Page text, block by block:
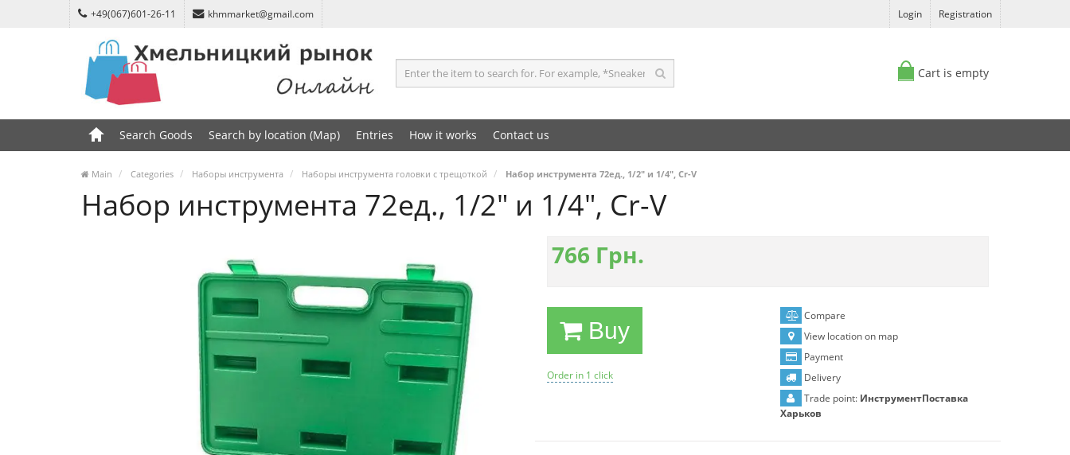
+49(067)601-26-11 khmmarket@gmail.com Login Registration
Cart is empty
Search Goods Search by location (Map) Entries How it works Contact us
Main Categories Наборы инструмента Наборы инструмента головки с трещоткой Набор инструмента 72ед., 1/2" и 1/4", Cr-V
Набор инструмента 72ед., 1/2" и 1/4", Cr-V
766 Грн.
Buy
Order in 1 click
Compare
View location on map
Payment
Delivery
Trade point: ИнструментПоставка
Харьков